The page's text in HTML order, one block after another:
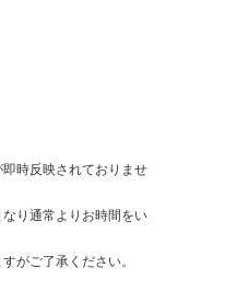
時反映されておりませ
り通常よりお時間をい
がご了承ください。